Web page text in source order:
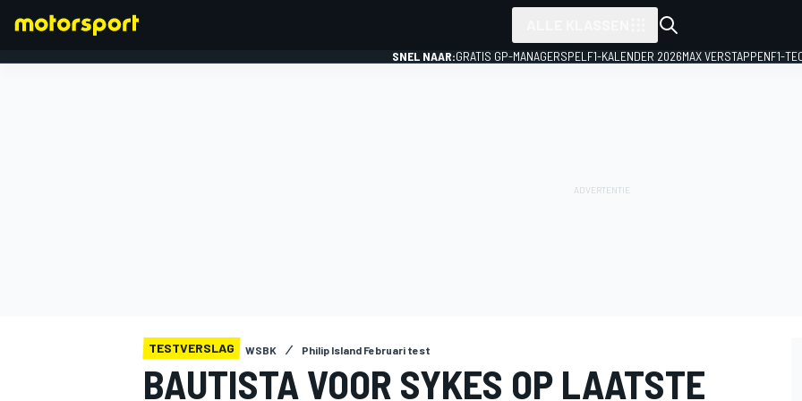
SNEL NAAR:GRATIS GP-MANAGERSPEL F1-KALENDER 2026MAX VERSTAPPENF1-
TESTVERSLAG WSBK Philip Island Februari test
BAUTISTA VOOR SYKES OP LAATSTE